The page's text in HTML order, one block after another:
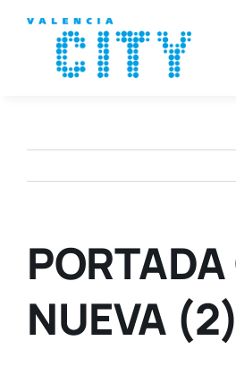
contenido
NUEVA (2)